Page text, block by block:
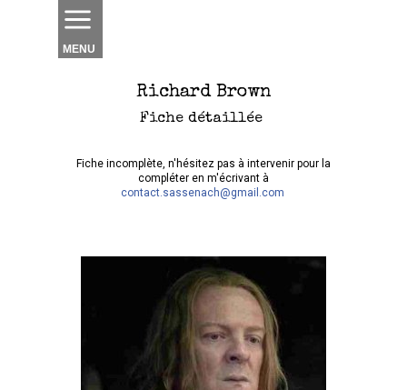
MENU
Richard Brown
Fiche détaillée
Fiche incomplète, n'hésitez pas à intervenir pour la
compléter en m'écrivant à
contact.sassenach@gmail.com